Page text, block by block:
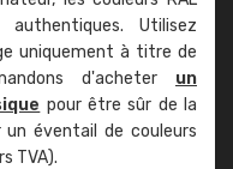
Utilisez
uniquement à titre de
d'acheter un
pour être sûr de la
un éventail de couleurs
TVA).